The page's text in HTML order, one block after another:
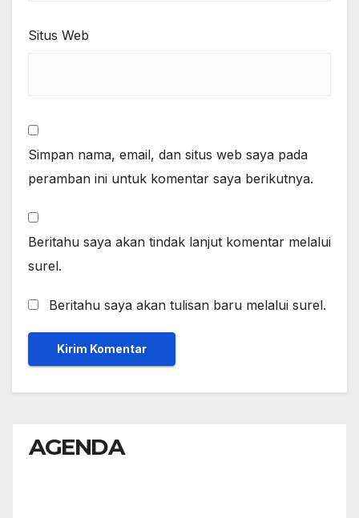
Situs Web
Simpan nama, email, dan situs web saya pada
peramban ini untuk komentar saya berikutnya.
Beritahu saya akan tindak lanjut komentar melalui
surel.
Beritahu saya akan tulisan baru melalui surel.
AGENDA